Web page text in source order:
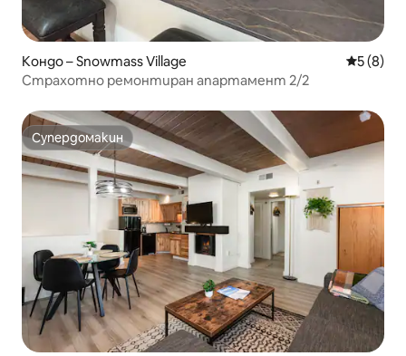
Кондо – Snowmass Village Средна
5 (8)
Страхотно ремонтиран апартамент 2/2
Супердомакин
Супердомакин